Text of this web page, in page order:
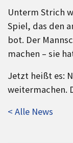
Unterm Strich
Spiel, das den
bot. Der
machen – sie
Jetzt heißt es:
weitermachen.
< Alle News